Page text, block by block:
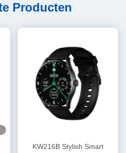
Producten
KW216B Stylish Smart